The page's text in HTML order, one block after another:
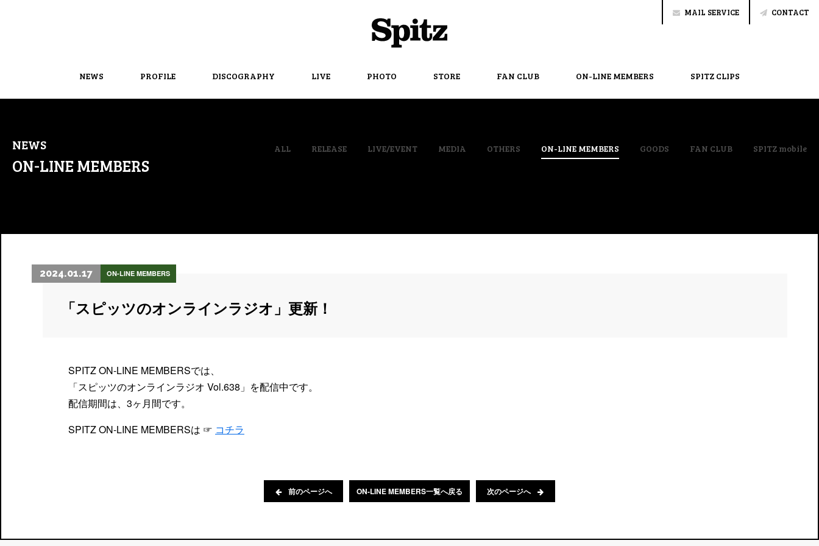
NEWS PROFILE DISCOGRAPHY LIVE PHOTO STORE FAN CLUB ON-LINE MEMBERS SPITZ CLIPS
MAIL SERVICE CONTACT
NEWS
ON-LINE MEMBERS
ALL RELEASE LIVE/EVENT MEDIA OTHERS ON-LINE MEMBERS GOODS FAN CLUB SPITZ mobile
2024.01.17 ON-LINE MEMBERS
「スピッツのオンラインラジオ」更新！
SPITZ ON-LINE MEMBERSでは、
「スピッツのオンラインラジオ Vol.638」を配信中です。
配信期間は、3ヶ月間です。
SPITZ ON-LINE MEMBERSは ☞ コチラ
前のページへ ON-LINE MEMBERS一覧へ戻る 次のページへ